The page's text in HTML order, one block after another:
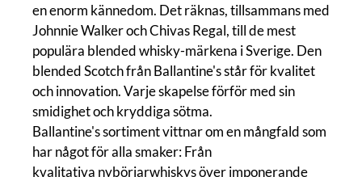
en enorm kännedom. Det räknas, tillsammans med
Johnnie Walker och Chivas Regal, till de mest
populära blended whisky-märkena i Sverige. Den
blended Scotch från Ballantine's står för kvalitet
och innovation. Varje skapelse förför med sin
smidighet och kryddiga sötma.
Ballantine's sortiment vittnar om en mångfald som
har något för alla smaker: Från
kvalitativa nybörjarwhiskys över imponerande